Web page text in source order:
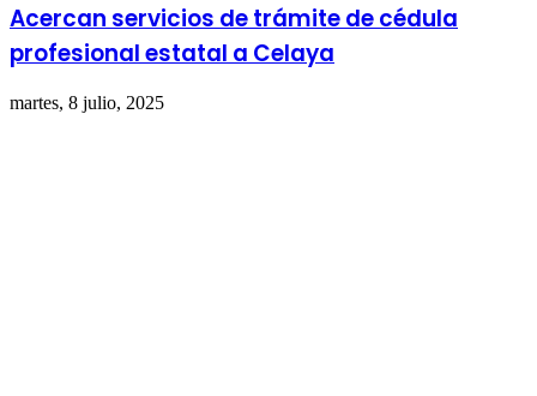
Acercan servicios de trámite de cédula
profesional estatal a Celaya
martes, 8 julio, 2025